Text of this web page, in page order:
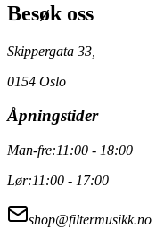
Besøk oss
Skippergata 33,
0154 Oslo
Åpningstider
Man-fre:11:00 - 18:00
Lør:11:00 - 17:00
shop@filtermusikk.no